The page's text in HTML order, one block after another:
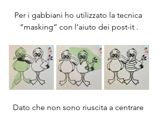
Per i gabbiani ho utilizzato la tecnica
“masking” con l’aiuto dei post-it .
Dato che non sono riuscita a centrare